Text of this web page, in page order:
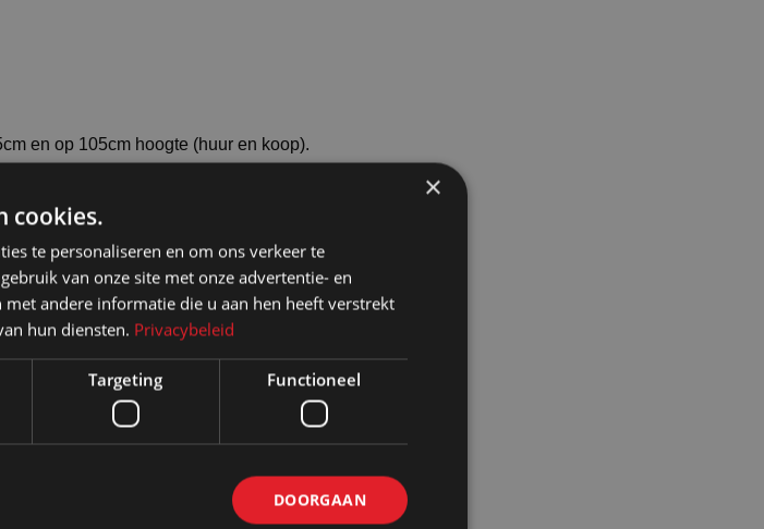
en op 105cm hoogte (huur en koop).
en op 85cm hoogte (koop).
zeilringen beschikbaar.
K4000 of TL-kleur K3000.
sluiten met 1 stekker 230V.
hem in het systeem. Laat de
ingestelde positie en klem de stemplank
werking:
×
cookies.
te personaliseren en om ons verkeer te
van onze site met onze advertentie- en
andere informatie die u aan hen heeft verstrekt
hun diensten. Privacybeleid
Targeting Functioneel
DOORGAAN